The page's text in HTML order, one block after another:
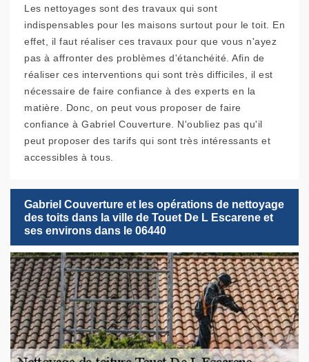
Les nettoyages sont des travaux qui sont
indispensables pour les maisons surtout pour le toit. En
effet, il faut réaliser ces travaux pour que vous n'ayez
pas à affronter des problèmes d'étanchéité. Afin de
réaliser ces interventions qui sont très difficiles, il est
nécessaire de faire confiance à des experts en la
matière. Donc, on peut vous proposer de faire
confiance à Gabriel Couverture. N'oubliez pas qu'il
peut proposer des tarifs qui sont très intéressants et
accessibles à tous.
Gabriel Couverture et les opérations de nettoyage
des toits dans la ville de Touet De L Escarene et
ses environs dans le 06440